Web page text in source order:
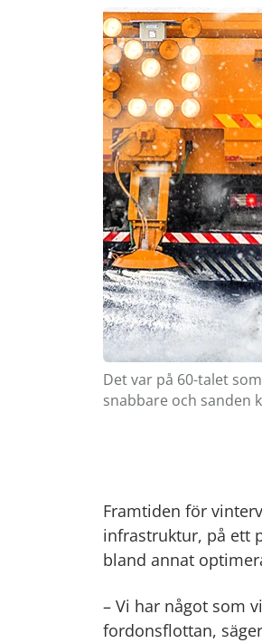
Det var på 60-talet
snabbare och sanden
Framtiden för
infrastruktur, på ett
bland annat
– Vi har något som
fordonsflottan,